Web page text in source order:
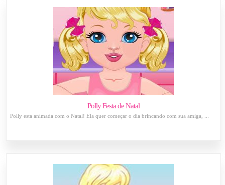
Polly Festa de Natal
Polly esta animada com o Natal! Ela quer começar o dia brincando com sua amiga, ...